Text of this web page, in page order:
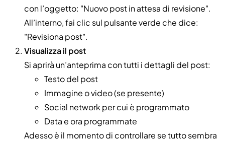
con l’oggetto: "Nuovo post in attesa di revisione".
All’interno, fai clic sul pulsante verde che dice:
"Revisiona post".
Visualizza il post
Si aprirà un’anteprima con tutti i dettagli del post:
Testo del post
Immagine o video (se presente)
Social network per cui è programmato
Data e ora programmate
Adesso è il momento di controllare se tutto sembra